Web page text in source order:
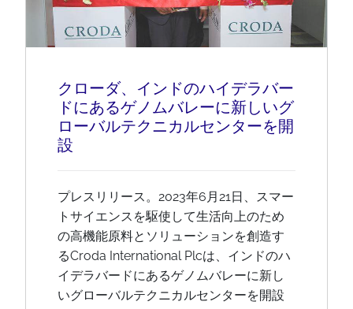
クローダ、インドのハイデラバー
ドにあるゲノムバレーに新しいグ
ローバルテクニカルセンターを開
設
プレスリリース。2023年6月21日、スマー
トサイエンスを駆使して生活向上のため
の高機能原料とソリューションを創造す
るCroda International Plcは、インドのハ
イデラバードにあるゲノムバレーに新し
いグローバルテクニカルセンターを開設